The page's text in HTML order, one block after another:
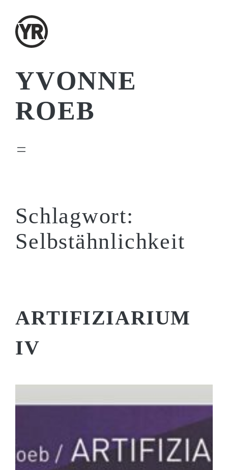
Inhalt
springen
YVONNE
ROEB
Schlagwort:
Selbstähnlichkeit
ARTIFI­ZIARIUM
IV